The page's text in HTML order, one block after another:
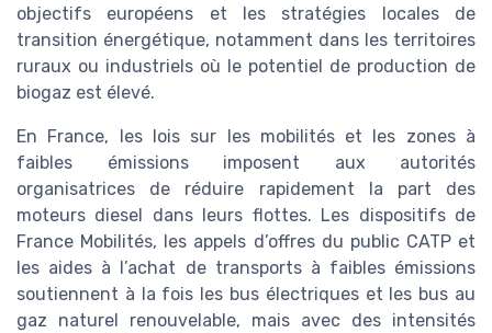
objectifs européens et les stratégies locales de
transition énergétique, notamment dans les territoires
ruraux ou industriels où le potentiel de production de
biogaz est élevé.
En France, les lois sur les mobilités et les zones à
faibles émissions imposent aux autorités
organisatrices de réduire rapidement la part des
moteurs diesel dans leurs flottes. Les dispositifs de
France Mobilités, les appels d’offres du public CATP et
les aides à l’achat de transports à faibles émissions
soutiennent à la fois les bus électriques et les bus au
gaz naturel renouvelable, mais avec des intensités